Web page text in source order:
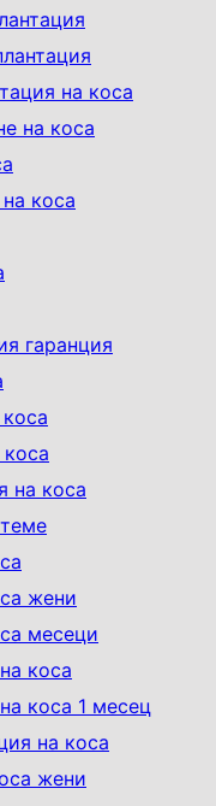
на коса
на коса
коса
гаранция
на коса
жени
месеци
коса
коса 1 месец
на коса
жени